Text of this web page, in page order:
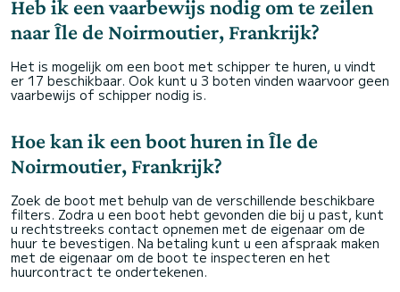
Heb ik een vaarbewijs nodig om te zeilen
naar Île de Noirmoutier, Frankrijk?
Het is mogelijk om een boot met schipper te huren, u vindt
er 17 beschikbaar. Ook kunt u 3 boten vinden waarvoor geen
vaarbewijs of schipper nodig is.
Hoe kan ik een boot huren in Île de
Noirmoutier, Frankrijk?
Zoek de boot met behulp van de verschillende beschikbare
filters. Zodra u een boot hebt gevonden die bij u past, kunt
u rechtstreeks contact opnemen met de eigenaar om de
huur te bevestigen. Na betaling kunt u een afspraak maken
met de eigenaar om de boot te inspecteren en het
huurcontract te ondertekenen.